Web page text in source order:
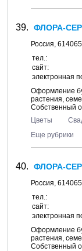
ФЛОРА-
Россия, 614065
тел.:
сайт:
электронная
Оформление
растения,
Собственный
Цветы
Еще рубрики
ФЛОРА-
Россия, 614065
тел.:
сайт:
электронная
Оформление
растения,
Собственный